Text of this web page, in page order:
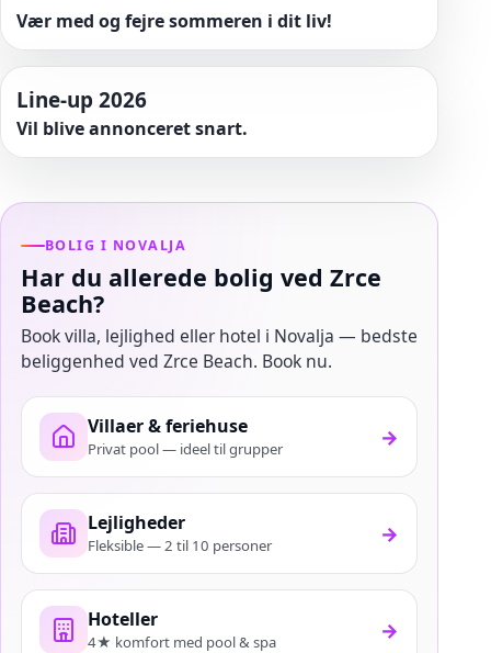
Vær med og fejre sommeren i dit liv!
Line-up 2026
Vil blive annonceret snart.
BOLIG I NOVALJA
Har du allerede bolig ved Zrce
Beach?
Book villa, lejlighed eller hotel i Novalja — bedste
beliggenhed ved Zrce Beach. Book nu.
Villaer & feriehuse
Privat pool — ideel til grupper →
Lejligheder
Fleksible — 2 til 10 personer →
Hoteller
4★ komfort med pool & spa →